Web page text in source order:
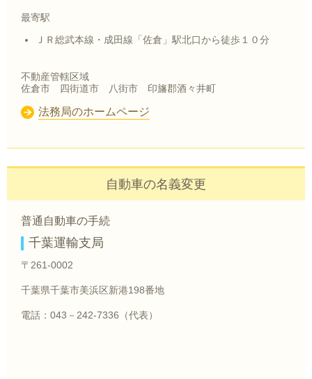
最寄駅
ＪＲ総武本線・成田線「佐倉」駅北口から徒歩１０分​
不動産管轄区域
佐倉市 四街道市 八街市 印旛郡酒々井町
法務局のホームページ
自動車の名義変更
普通自動車の手続
千葉運輸支局
〒261-0002
千葉県千葉市美浜区新港198番地
電話：043－242-7336（代表）